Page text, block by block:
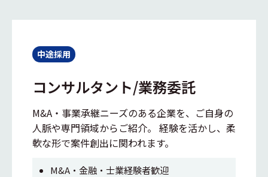
中途採用
コンサルタント/業務委託
M&A・事業承継ニーズのある企業を、ご自身の
人脈や専門領域からご紹介。 経験を活かし、柔
軟な形で案件創出に関われます。
M&A・金融・士業経験者歓迎